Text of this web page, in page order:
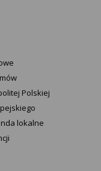
Polskiej
lokalne